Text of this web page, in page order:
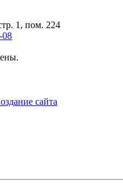
1, пом. 224
08
сайта